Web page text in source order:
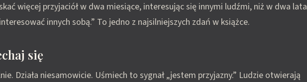
więcej przyjaciół w dwa miesiące, interesując się innymi ludźmi, niż w dwa lata
innych sobą.” To jedno z najsilniejszych zdań w książce.
się
Działa niesamowicie. Uśmiech to sygnał „jestem przyjazny.” Ludzie otwierają